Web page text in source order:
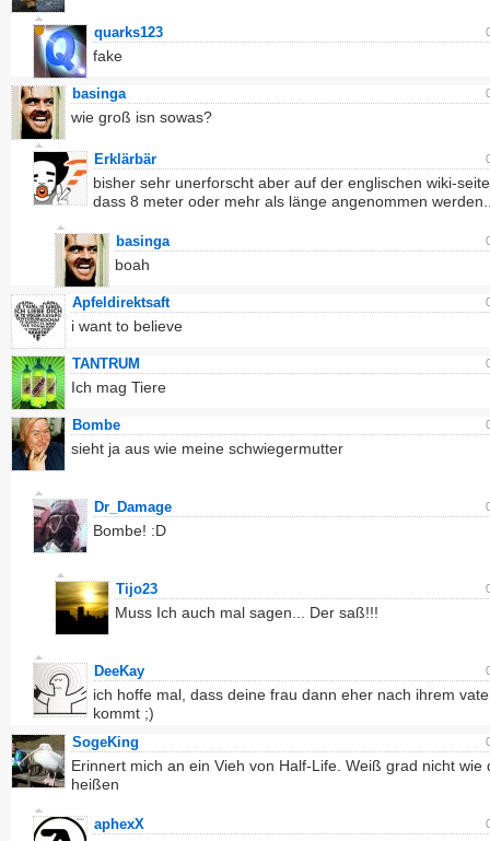
quarks123
fake
basinga
wie groß isn sowas?
Erklärbär
bisher sehr unerforscht aber auf der englischen wiki-
dass 8 meter oder mehr als länge angenommen
basinga
boah
Apfeldirektsaft
i want to believe
TANTRUM
Ich mag Tiere
Bombe
sieht ja aus wie meine schwiegermutter
Dr_Damage
Bombe! :D
Tijo23
Muss Ich auch mal sagen... Der saß!!!
DeeKay
ich hoffe mal, dass deine frau dann eher nach ihrem
kommt ;)
SogeKing
Erinnert mich an ein Vieh von Half-Life. Weiß grad nicht wie
heißen
aphexX